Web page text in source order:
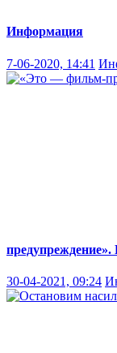
Информация
7-06-2020, 14:41
предупреждение».
30-04-2021, 09:24